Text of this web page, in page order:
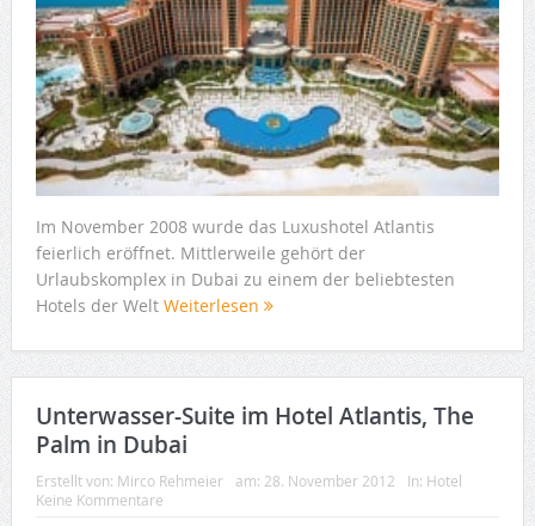
Im November 2008 wurde das Luxushotel Atlantis
feierlich eröffnet. Mittlerweile gehört der
Urlaubskomplex in Dubai zu einem der beliebtesten
Hotels der Welt Weiterlesen
Unterwasser-Suite im Hotel Atlantis, The
Palm in Dubai
Erstellt von: Mirco Rehmeier am: 28. November 2012 In: Hotel
Keine Kommentare